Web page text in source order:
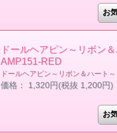
ドールヘアピン～リボン
AMP151-RED
ドールヘアピン～リボン＆ハート
価格： 1,320円(税抜 1,200円)